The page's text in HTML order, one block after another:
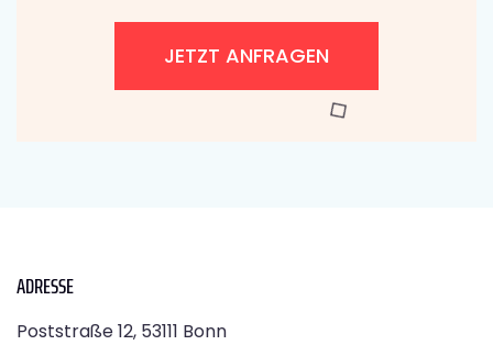
JETZT ANFRAGEN
ADRESSE
Poststraße 12, 53111 Bonn